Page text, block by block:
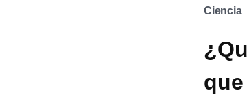
Ciencia
que